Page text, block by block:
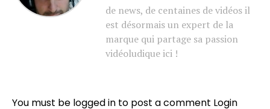
de news, de centaines de vidéos il
est désormais un expert de la
marque qui partage sa passion
vidéoludique ici !
You must be logged in to post a comment Login